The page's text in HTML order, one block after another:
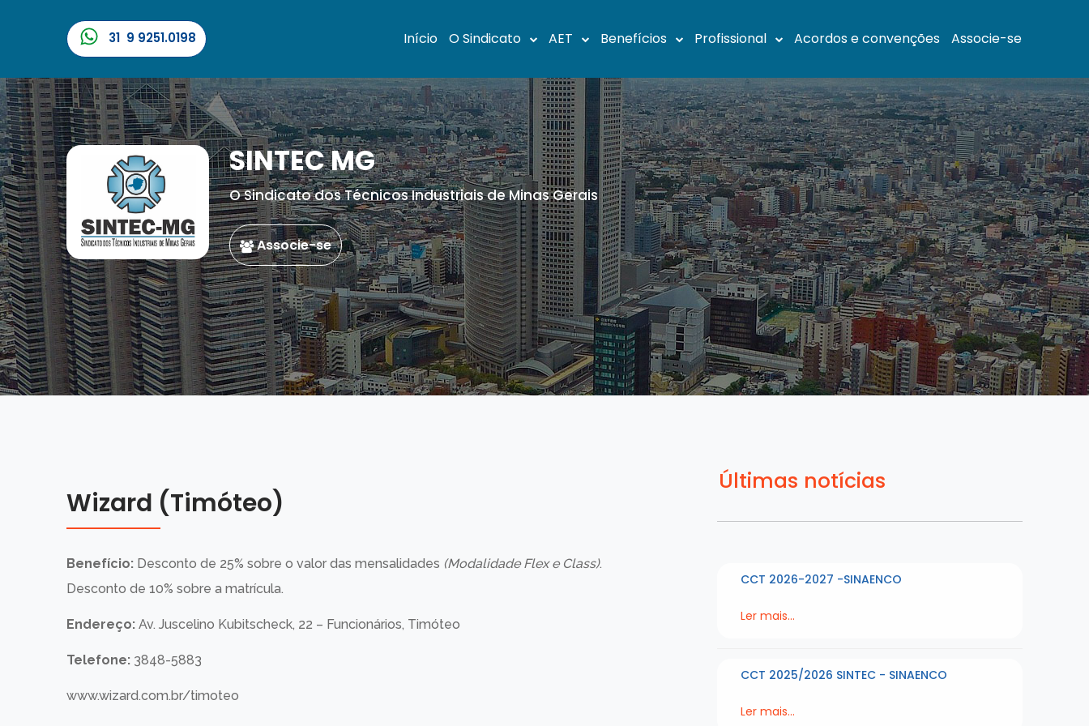
31 9 9251.0198 Início O Sindicato AET Benefícios Profissional Acordos e convenções Associe-se
SINTEC MG
O Sindicato dos Técnicos Industriais de Minas Gerais
Associe-se
Wizard (Timóteo)
Benefício: Desconto de 25% sobre o valor das mensalidades (Modalidade Flex e Class).
Desconto de 10% sobre a matrícula.
Endereço: Av. Juscelino Kubitscheck, 22 – Funcionários, Timóteo
Telefone: 3848-5883
www.wizard.com.br/timoteo
Últimas notícias
CCT 2026-2027 -SINAENCO
Ler mais...
CCT 2025/2026 SINTEC - SINAENCO
Ler mais...